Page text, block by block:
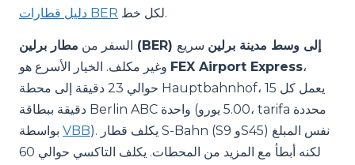
دليل قطارات BER
لكل خط.
السفر من مطار برلين (BER) إلى وسط مدينة برلين سريع
FEX Airport Express،
حوالي 23 دقيقة إلى محطة Hauptbahnhof، يعمل كل 15
دقيقة ببطاقة Berlin ABC واحدة (5.00 يورو، tarifa محددة
VBB). يكلف قطار S-Bahn (S9 وS45) نفس المبلغ
لكنه أبطأ مع المزيد من المحطات. يكلف التاكسي حوالي 60